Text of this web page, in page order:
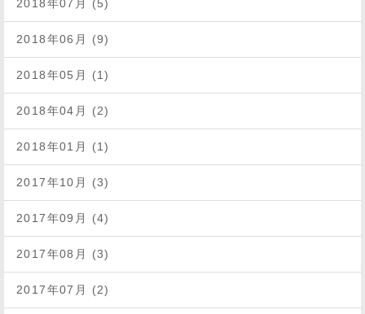
2018年07月 (5)
2018年06月 (9)
2018年05月 (1)
2018年04月 (2)
2018年01月 (1)
2017年10月 (3)
2017年09月 (4)
2017年08月 (3)
2017年07月 (2)